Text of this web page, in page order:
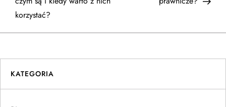
w
g
a
korzystać?
KATEGORIA